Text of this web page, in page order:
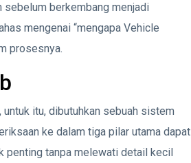
berkembang menjadi
mengenai “mengapa Vehicle
prosesnya.
itu, dibutuhkan sebuah sistem
ke dalam tiga pilar utama dapat
penting tanpa melewati detail kecil